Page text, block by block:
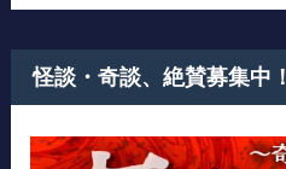
怪談・奇談、絶賛募集中！